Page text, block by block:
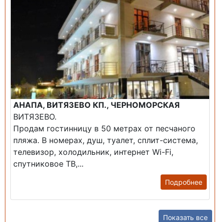
АНАПА, ВИТЯЗЕВО КП., ЧЕРНОМОРСКАЯ
ВИТЯЗЕВО.
Продам гостинницу в 50 метрах от песчаного
пляжа. В номерах, душ, туалет, сплит-система,
телевизор, холодильник, интернет Wi-Fi,
спутниковое ТВ,...
Подробнее
Показать все